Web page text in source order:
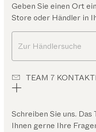
Geben Sie einen Ort
Store oder Händler in
Zur Händlersuche
TEAM 7
Schreiben Sie uns.
Ihnen gerne Ihre